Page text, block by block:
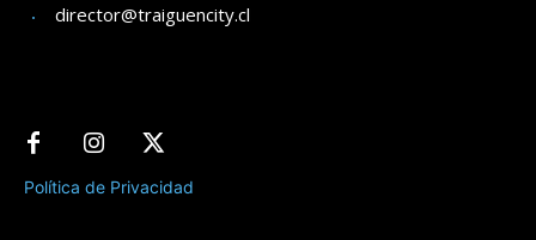
director@traiguencity.cl
Política de Privacidad